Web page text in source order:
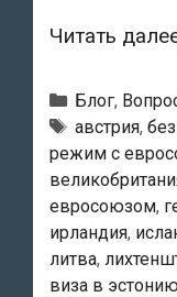
Читать
Рубрики
Блог,
Метки
австрия,
режим с
евросоюзом,
ирландия,
литва,
виза в